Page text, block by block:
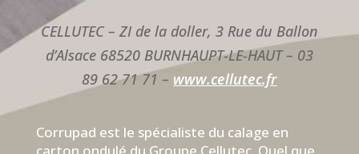
CELLUTEC – ZI de la doller, 3 Rue du Ballon
d’Alsace 68520 BURNHAUPT-LE-HAUT – 03
89 62 71 71​ – www.cellutec.fr
Corrupad est le spécialiste du calage en
carton ondulé du Groupe Cellutec. Quel que